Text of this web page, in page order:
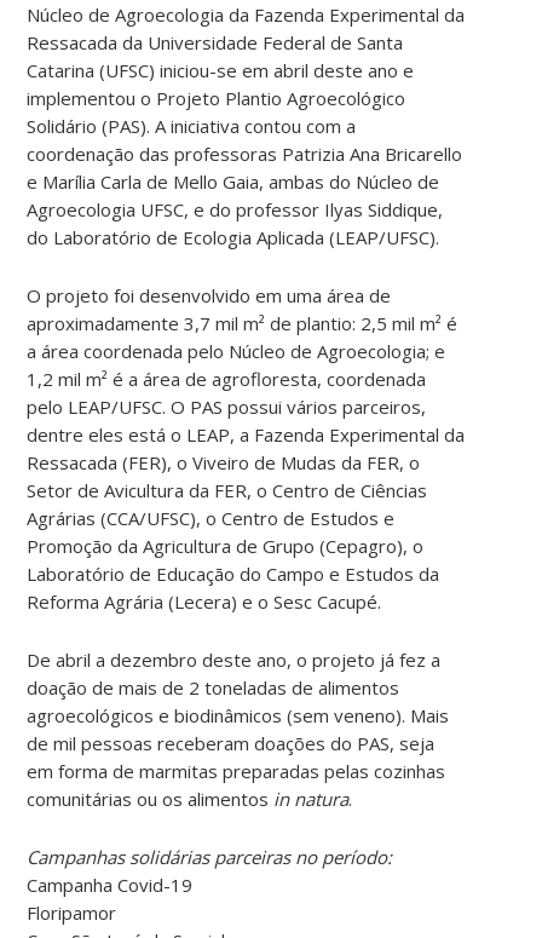
Núcleo de Agroecologia da Fazenda Experimental da
Ressacada da Universidade Federal de Santa
Catarina (UFSC) iniciou-se em abril deste ano e
implementou o Projeto Plantio Agroecológico
Solidário (PAS). A iniciativa contou com a
coordenação das professoras Patrizia Ana Bricarello
e Marília Carla de Mello Gaia, ambas do Núcleo de
Agroecologia UFSC, e do professor Ilyas Siddique,
do Laboratório de Ecologia Aplicada (LEAP/UFSC).
O projeto foi desenvolvido em uma área de
aproximadamente 3,7 mil m² de plantio: 2,5 mil m² é
a área coordenada pelo Núcleo de Agroecologia; e
1,2 mil m² é a área de agrofloresta, coordenada
pelo LEAP/UFSC. O PAS possui vários parceiros,
dentre eles está o LEAP, a Fazenda Experimental da
Ressacada (FER), o Viveiro de Mudas da FER, o
Setor de Avicultura da FER, o Centro de Ciências
Agrárias (CCA/UFSC), o Centro de Estudos e
Promoção da Agricultura de Grupo (Cepagro), o
Laboratório de Educação do Campo e Estudos da
Reforma Agrária (Lecera) e o Sesc Cacupé.
De abril a dezembro deste ano, o projeto já fez a
doação de mais de 2 toneladas de alimentos
agroecológicos e biodinâmicos (sem veneno). Mais
de mil pessoas receberam doações do PAS, seja
em forma de marmitas preparadas pelas cozinhas
comunitárias ou os alimentos in natura.
Campanhas solidárias parceiras no período:
Campanha Covid-19
Floripamor